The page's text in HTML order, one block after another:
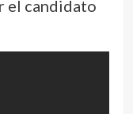
el candidato